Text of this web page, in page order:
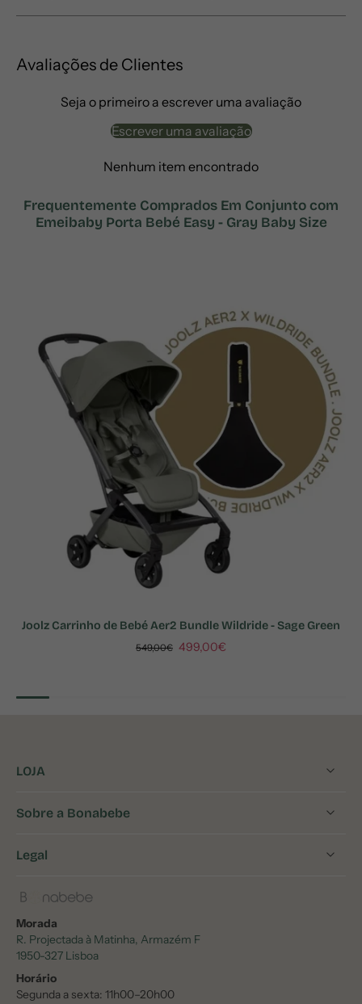
Avaliações de Clientes
Seja o primeiro a escrever uma avaliação
Escrever uma avaliação
Nenhum item encontrado
Frequentemente Comprados Em Conjunto com
Emeibaby Porta Bebé Easy - Gray Baby Size
Joolz Carrinho de Bebé Aer2 Bundle Wildride - Sage Green
549,00€ 499,00€
LOJA
Sobre a Bonabebe
Legal
Morada
R. Projectada à Matinha, Armazém F
1950-327 Lisboa
Horário
Segunda a sexta: 11h00–20h00